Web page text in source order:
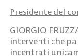
Presidente del
GIORGIO
interventi che
incentrati